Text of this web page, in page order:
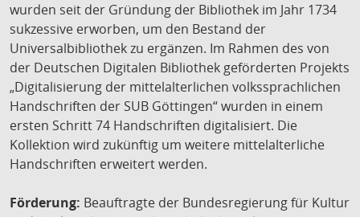
wurden seit der Gründung der Bibliothek im Jahr 1734
sukzessive erworben, um den Bestand der
Universalbibliothek zu ergänzen. Im Rahmen des von
der Deutschen Digitalen Bibliothek geförderten Projekts
„Digitalisierung der mittelalterlichen volkssprachlichen
Handschriften der SUB Göttingen“ wurden in einem
ersten Schritt 74 Handschriften digitalisiert. Die
Kollektion wird zukünftig um weitere mittelalterliche
Handschriften erweitert werden.
Förderung: Beauftragte der Bundesregierung für Kultur